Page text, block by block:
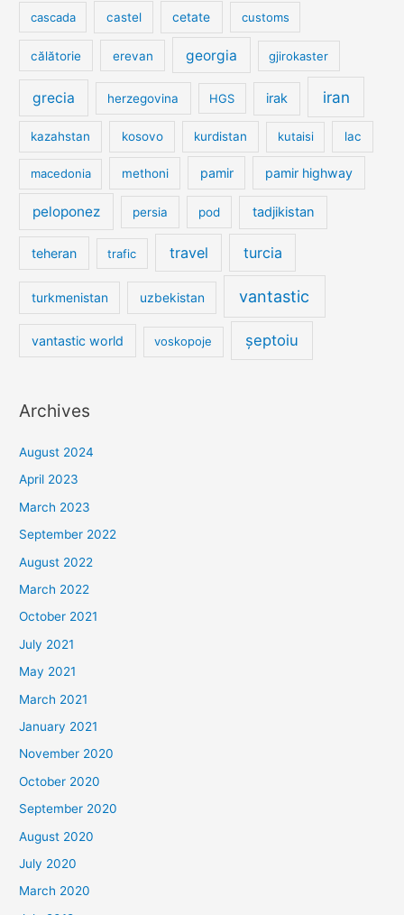
cascada castel cetate customs
călătorie erevan georgia gjirokaster
grecia herzegovina HGS irak iran
kazahstan kosovo kurdistan kutaisi lac
macedonia methoni pamir pamir highway
peloponez persia pod tadjikistan
teheran trafic travel turcia
turkmenistan uzbekistan vantastic
vantastic world voskopoje șeptoiu
Archives
August 2024
April 2023
March 2023
September 2022
August 2022
March 2022
October 2021
July 2021
May 2021
March 2021
January 2021
November 2020
October 2020
September 2020
August 2020
July 2020
March 2020